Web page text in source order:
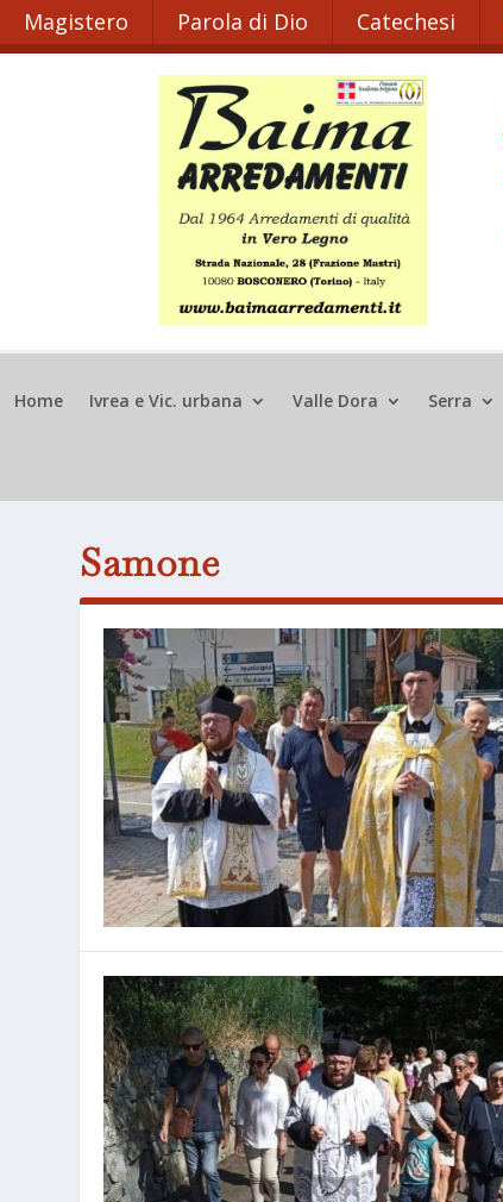
Magistero Parola di Dio Catechesi
Home Ivrea e Vic. urbana Valle Dora Serra
Samone